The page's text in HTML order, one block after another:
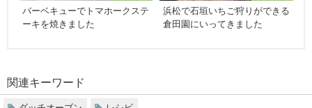
バーベキューでトマホークステ
ーキを焼きました
浜松で石垣いちご狩りができる
倉田園にいってきました
関連キーワード